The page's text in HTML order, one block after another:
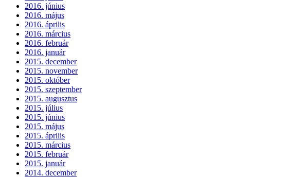
2016. június
2016. május
2016. április
2016. március
2016. február
2016. január
2015. december
2015. november
2015. október
2015. szeptember
2015. augusztus
2015. július
2015. június
2015. május
2015. április
2015. március
2015. február
2015. január
2014. december